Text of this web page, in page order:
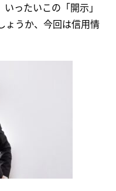
ったいこの「開示」
ょうか、今回は信用情